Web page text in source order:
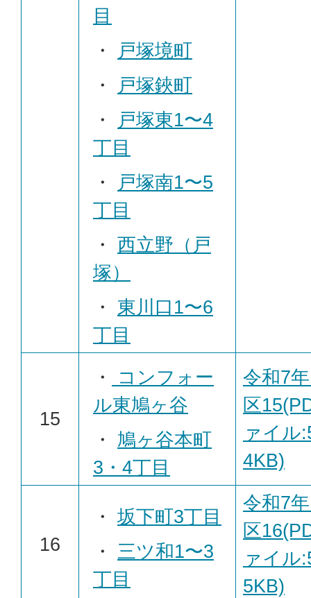
目
・
戸塚境町
・
戸塚鋏町
・
戸塚東1〜4
丁目
・
戸塚南1〜5
丁目
・ 西立野（戸
塚）
・ 東川口1〜6
丁目
15
・
コンフォー
ル東鳩ヶ谷
・ 鳩ヶ谷本町
3・4丁目
令和7
区
ァイル
4KB)
16
・ 坂下町3丁目
・ 三ツ和1〜3
丁目
令和7
区
ァイル
5KB)